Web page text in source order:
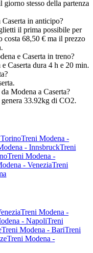
stesso della partenza
in anticipo?
il prima possibile per
costa 68,50 € ma il prezzo
e Caserta in treno?
Caserta dura 4 h e 20 min.
Modena a Caserta?
33.92kg di CO2.
Treni Modena -
- InnsbruckTreni
Treni Modena -
- VeneziaTreni
Treni Modena -
- NapoliTreni
Treni Modena - BariTreni
Treni Modena -